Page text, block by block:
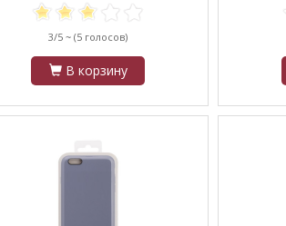
3/5 ~ (5 голосов)
В корзину